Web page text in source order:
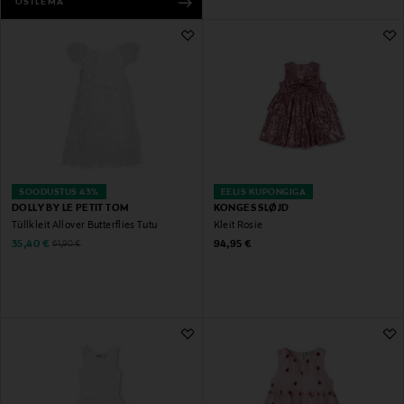
OSTLEMA
SOODUSTUS 43%
DOLLY BY LE PETIT TOM
Tüllkleit Allover Butterflies Tutu
Discounted Price
35,40 € Original Price
61,90 €
EELIS KUPONGIGA
KONGES SLØJD
Kleit Rosie
Original Price
94,95 €